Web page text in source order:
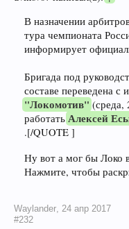
В назначении
тура чемпионата
информирует
Бригада под
составе переведена с
"Локомотив" (среда,
работать Алексей
.[/QUOTE ]
Ну вот а мог бы Локо
Нажмите, чтобы
Waylander 24 апр 2017
#232